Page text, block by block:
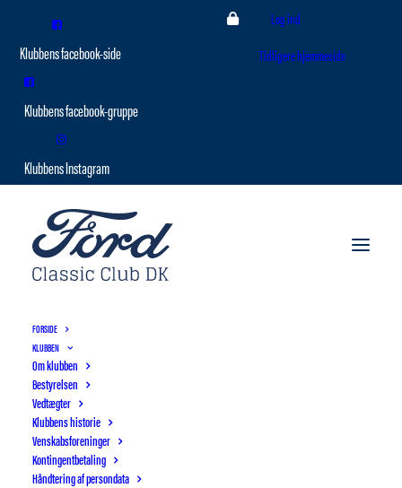
Log ind
Tidligere hjemmeside
FORSIDE
KLUBBEN
Om klubben
Bestyrelsen
Vedtægter
Klubbens historie
Venskabsforeninger
Kontingentbetaling
Håndtering af persondata